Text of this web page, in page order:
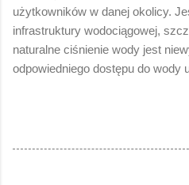
użytkowników w danej okolicy.
infrastruktury wodociągowej,
naturalne ciśnienie wody jest
odpowiedniego dostępu do wody